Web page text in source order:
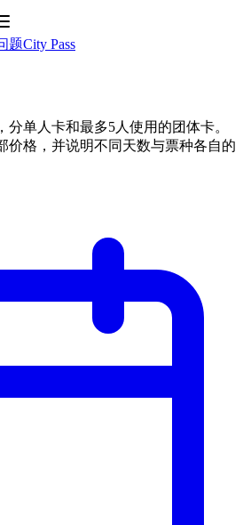
题City Pass
分单人卡和最多5人使用的团体卡。
价格，并说明不同天数与票种各自的